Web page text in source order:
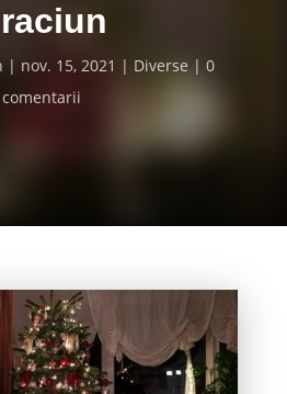
nov. 15, 2021 Diverse
0
comentarii